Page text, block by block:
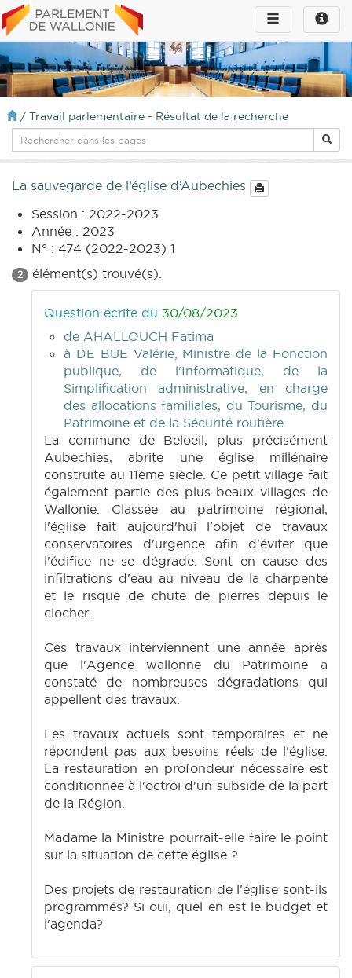
Toggle
infos
Toggle
navigation
/ Travail parlementaire - Résultat de la recherche
La sauvegarde de l’église d’Aubechies
Session : 2022-2023
Année : 2023
N° : 474 (2022-2023) 1
2 élément(s) trouvé(s).
Question écrite du 30/08/2023
de AHALLOUCH Fatima
à DE BUE Valérie, Ministre de la Fonction
publique, de l'Informatique, de la
Simplification administrative, en charge
des allocations familiales, du Tourisme, du
Patrimoine et de la Sécurité routière
La commune de Beloeil, plus précisément
Aubechies, abrite une église millénaire
construite au 11ème siècle. Ce petit village fait
également partie des plus beaux villages de
Wallonie. Classée au patrimoine régional,
l'église fait aujourd'hui l'objet de travaux
conservatoires d'urgence afin d'éviter que
l'édifice ne se dégrade. Sont en cause des
infiltrations d'eau au niveau de la charpente
et le risque de chute de pierres depuis le
clocher.
Ces travaux interviennent une année après
que l'Agence wallonne du Patrimoine a
constaté de nombreuses dégradations qui
appellent des travaux.
Les travaux actuels sont temporaires et ne
répondent pas aux besoins réels de l'église.
La restauration en profondeur nécessaire est
conditionnée à l'octroi d'un subside de la part
de la Région.
Madame la Ministre pourrait-elle faire le point
sur la situation de cette église ?
Des projets de restauration de l'église sont-ils
programmés? Si oui, quel en est le budget et
l'agenda?